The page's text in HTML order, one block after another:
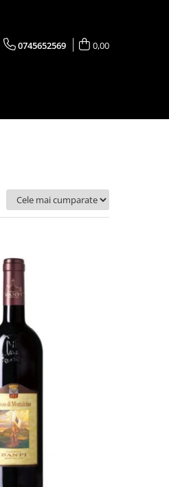
0745652569 0,00